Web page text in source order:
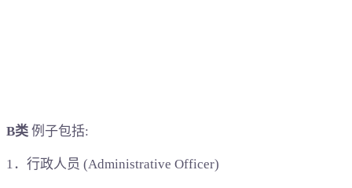
B类 例子包括:
1．行政人员 (Administrative Officer)